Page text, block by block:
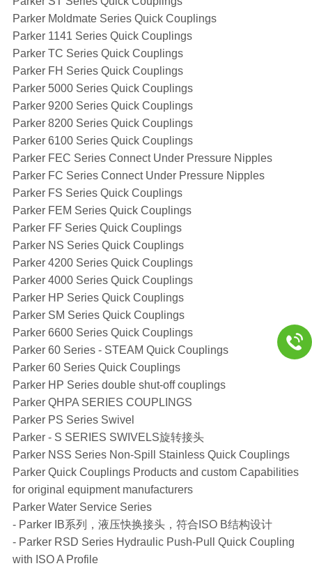
Parker Moldmate Series Quick Couplings
Parker 1141 Series Quick Couplings
Parker TC Series Quick Couplings
Parker FH Series Quick Couplings
Parker 5000 Series Quick Couplings
Parker 9200 Series Quick Couplings
Parker 8200 Series Quick Couplings
Parker 6100 Series Quick Couplings
Parker FEC Series Connect Under Pressure Nipples
Parker FC Series Connect Under Pressure Nipples
Parker FS Series Quick Couplings
Parker FEM Series Quick Couplings
Parker FF Series Quick Couplings
Parker NS Series Quick Couplings
Parker 4200 Series Quick Couplings
Parker 4000 Series Quick Couplings
Parker HP Series Quick Couplings
Parker SM Series Quick Couplings
Parker 6600 Series Quick Couplings
Parker 60 Series - STEAM Quick Couplings
Parker 60 Series Quick Couplings
Parker HP Series double shut-off couplings
Parker QHPA SERIES COUPLINGS
Parker PS Series Swivel
Parker - S SERIES SWIVELS旋转接头
Parker NSS Series Non-Spill Stainless Quick Couplings
Parker Quick Couplings Products and custom Capabilities
for original equipment manufacturers
Parker Water Service Series
- Parker IB系列，液压快换接头，符合ISO B结构设计
- Parker RSD Series Hydraulic Push-Pull Quick Coupling
with ISO A Profile